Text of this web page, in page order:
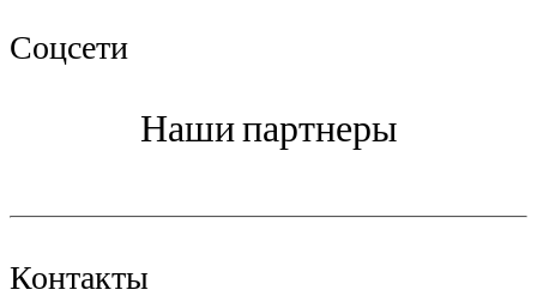
Соцсети
Наши партнеры
Контакты